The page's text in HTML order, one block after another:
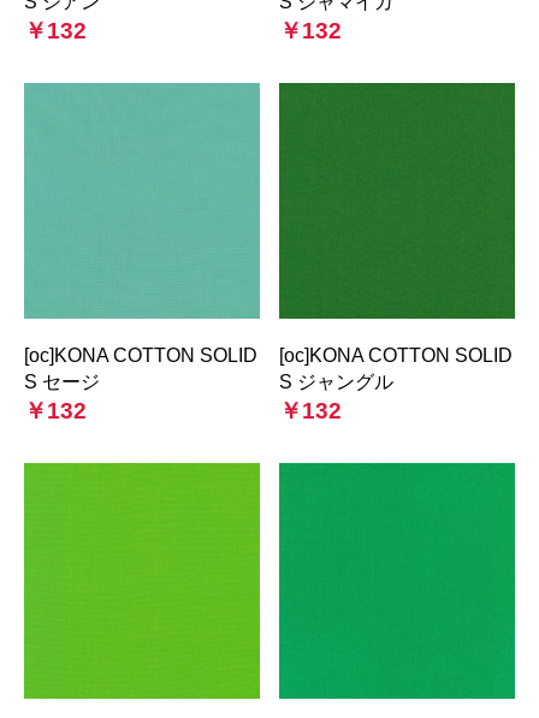
￥132 ￥132
[oc]KONA COTTON SOLID
S セージ
￥132
[oc]KONA COTTON SOLID
S ジャングル
￥132